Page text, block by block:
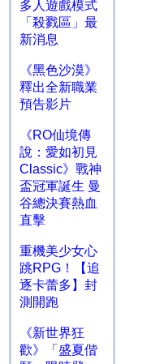
多人遊戲模式
「殺戮區」最
新消息
《黑色沙漠》
釋出全新職業
預告影片
《RO仙境傳
說：愛如初見
Classic》戰神
盃冠軍誕生 曼
谷總決賽熱血
直擊
重機美少女心
跳RPG！【追
逐卡蕾多】封
測開跑
《新世界狂
歡》「盛夏偕